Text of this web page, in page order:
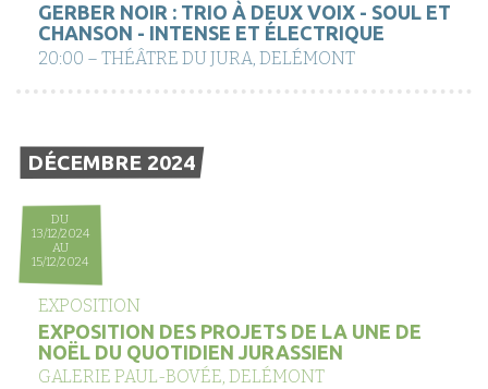
GERBER NOIR : TRIO À DEUX VOIX - SOUL ET
CHANSON - INTENSE ET ÉLECTRIQUE
20:00 – THÉÂTRE DU JURA, DELÉMONT
DÉCEMBRE 2024
DU
13/12/2024
AU
15/12/2024
EXPOSITION
EXPOSITION DES PROJETS DE LA UNE DE
NOËL DU QUOTIDIEN JURASSIEN
GALERIE PAUL-BOVÉE, DELÉMONT